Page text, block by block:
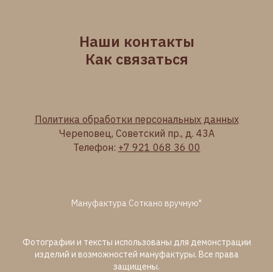
Наши контакты
Как связаться
Политика обработки персональных данных
Череповец, Советский пр., д. 43А
Телефон: +7 921 068 36 00
Мануфактура Соткано вручную"
Фотографии и тексты использованы для демонстрации
изделий и возможностей мануфактуры. Все права
защищены.